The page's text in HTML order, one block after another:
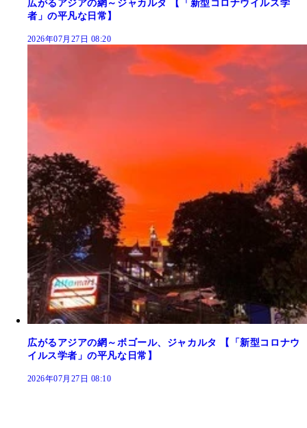
広がるアジアの網～ジャカルタ 【「新型コロナウイルス学
者」の平凡な日常】
2026年07月27日 08:20
広がるアジアの網～ボゴール、ジャカルタ 【「新型コロナウ
イルス学者」の平凡な日常】
2026年07月27日 08:10